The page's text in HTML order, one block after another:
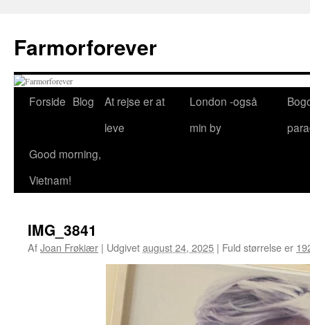
indhold
Farmorforever
Forside Blog
At rejse er at
leve
London -også
min by
Good morning,
Vietnam!
IMG_3841
AfJoan Frøkiær | Udgivetaugust 24, 2025 | Fuld størrelse er